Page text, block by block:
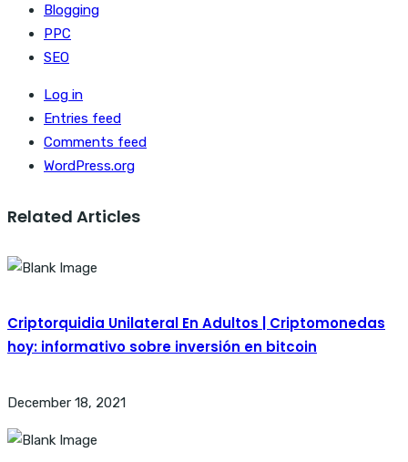
Blogging
PPC
SEO
Log in
Entries feed
Comments feed
WordPress.org
Related Articles
Criptorquidia Unilateral En Adultos | Criptomonedas
hoy: informativo sobre inversión en bitcoin
December 18, 2021